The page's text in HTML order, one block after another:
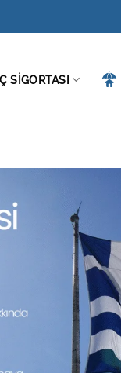
SİGORTASI